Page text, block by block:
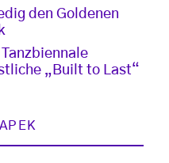
den Goldenen
„Built to Last“